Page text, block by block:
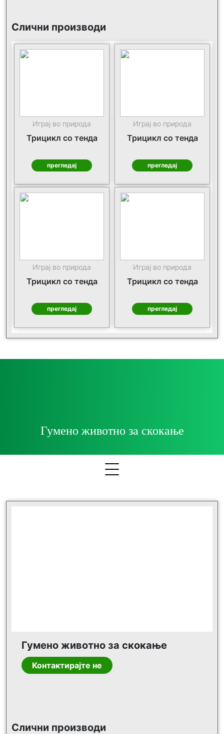
Слични производи
Играј во природа
Трицикл со тенда
прегледај
Играј во природа
Трицикл со тенда
прегледај
Играј во природа
Трицикл со тенда
прегледај
Играј во природа
Трицикл со тенда
прегледај
Гумено животно за скокање
Гумено животно за скокање
Контактирајте не
Слични производи